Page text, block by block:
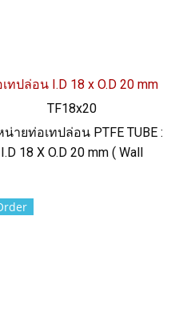
ทปล่อน I.D 18 x O.D 20 mm
TF18x20
น่ายท่อเทปล่อน PTFE TUBE :
I.D 18 X O.D 20 mm ( Wall
ารเคมี ฟู้ดเกรด ผิวเรียบลื่น